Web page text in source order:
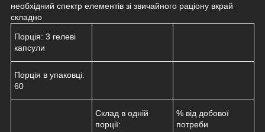
необхідний спектр елементів зі звичайного раціону вкрай
складно
Порція: 3 гелеві
капсули
Порція в упаковці:
60
Склад в одній
порції:
% від добової
потреби